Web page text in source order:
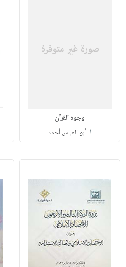
وجوه القرآن
لـأبو العباس أحمد